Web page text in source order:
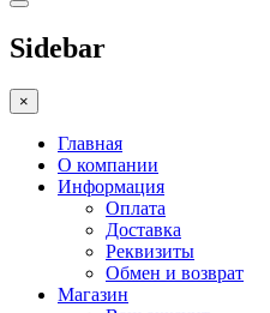
Sidebar
×
Главная
О компании
Информация
Оплата
Доставка
Реквизиты
Обмен и возврат
Магазин